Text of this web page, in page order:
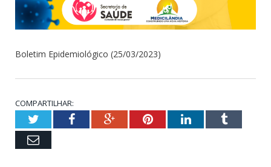
Boletim Epidemiológico (25/03/2023)
COMPARTILHAR:
TwitterFacebookGoogle+PinterestLinkedInTumblr
Email